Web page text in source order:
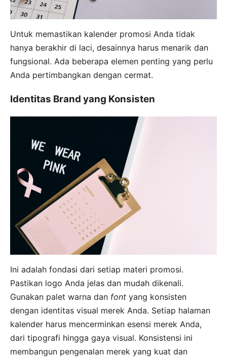
Untuk memastikan kalender promosi Anda tidak
hanya berakhir di laci, desainnya harus menarik dan
fungsional. Ada beberapa elemen penting yang perlu
Anda pertimbangkan dengan cermat.
Identitas Brand yang Konsisten
Ini adalah fondasi dari setiap materi promosi.
Pastikan logo Anda jelas dan mudah dikenali.
Gunakan palet warna dan font yang konsisten
dengan identitas visual merek Anda. Setiap halaman
kalender harus mencerminkan esensi merek Anda,
dari tipografi hingga gaya visual. Konsistensi ini
membangun pengenalan merek yang kuat dan